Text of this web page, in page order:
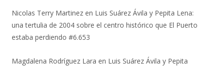
Nicolas Terry Martinez en Luis Suárez Ávila y Pepita Lena:
una tertulia de 2004 sobre el centro histórico que El Puerto
estaba perdiendo #6.653
Magdalena Rodríguez Lara en Luis Suárez Ávila y Pepita